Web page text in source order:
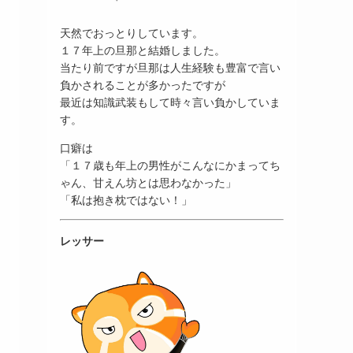
天然でおっとりしています。
１７年上の旦那と結婚しました。
当たり前ですが旦那は人生経験も豊富で言い
負かされることが多かったですが
最近は知識武装もして時々言い負かしていま
す。
口癖は
「１７歳も年上の男性がこんなにかまってち
ゃん、甘えん坊とは思わなかった」
「私は抱き枕ではない！」
レッサー